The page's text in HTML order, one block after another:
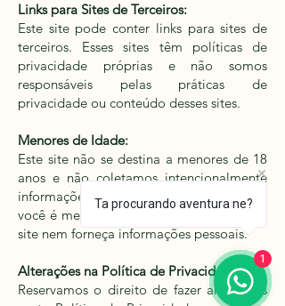
Links para Sites de Terceiros:
Este site pode conter links para sites de
terceiros. Esses sites têm políticas de
privacidade próprias e não somos
responsáveis pelas práticas de
privacidade ou conteúdo desses sites.
Menores de Idade:
Este site não se destina a menores de 18
anos e não coletamos intencionalmente
informações pessoais de menores. Se
você é menor de 18 anos, não utilize este
site nem forneça informações pessoais.
Alterações na Política de Privacidade:
Reservamos o direito de fazer alterações
Ta procurando aventura ne?
1